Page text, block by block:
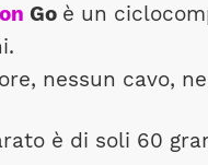
Go è un
nessun cavo,
è di soli 60